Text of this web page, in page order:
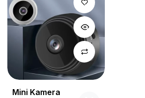
Mini Kamera